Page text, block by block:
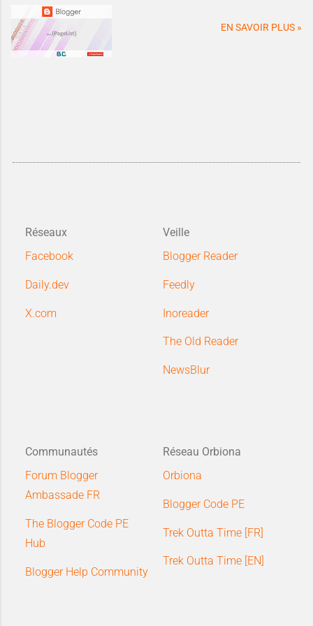
EN SAVOIR PLUS »
Réseaux
Facebook
Daily.dev
X.com
Veille
Blogger Reader
Feedly
Inoreader
The Old Reader
NewsBlur
Communautés
Forum Blogger
Ambassade FR
The Blogger Code PE
Hub
Blogger Help Community
Réseau Orbiona
Orbiona
Blogger Code PE
Trek Outta Time [FR]
Trek Outta Time [EN]